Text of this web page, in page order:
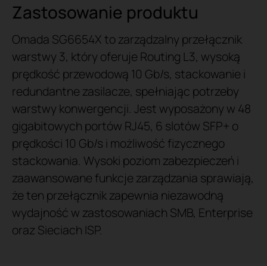
Zastosowanie produktu
Omada SG6654X to zarządzalny przełącznik
warstwy 3, który oferuje Routing L3, wysoką
prędkość przewodową 10 Gb/s, stackowanie i
redundantne zasilacze, spełniając potrzeby
warstwy konwergencji. Jest wyposażony w 48
gigabitowych portów RJ45, 6 slotów SFP+ o
prędkości 10 Gb/s i możliwość fizycznego
stackowania. Wysoki poziom zabezpieczeń i
zaawansowane funkcje zarządzania sprawiają,
że ten przełącznik zapewnia niezawodną
wydajność w zastosowaniach SMB, Enterprise
oraz Sieciach ISP.